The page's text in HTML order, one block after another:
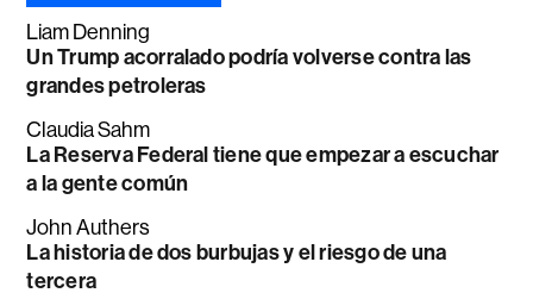
Liam Denning
Un Trump acorralado podría volverse contra las
grandes petroleras
Claudia Sahm
La Reserva Federal tiene que empezar a escuchar
a la gente común
John Authers
La historia de dos burbujas y el riesgo de una
tercera